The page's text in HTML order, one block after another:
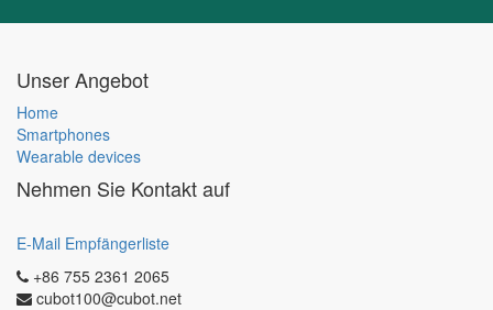
Unser Angebot
Home
Smartphones
Wearable devices
Nehmen Sie Kontakt auf
E-Mail Empfängerliste
+86 755 2361 2065
cubot100@cubot.net